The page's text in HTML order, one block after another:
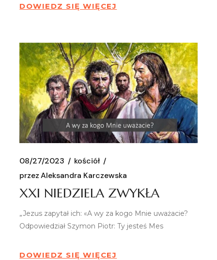
DOWIEDZ SIĘ WIĘCEJ
08/27/2023
kościół
przez Aleksandra Karczewska
XXI NIEDZIELA ZWYKŁA
„Jezus zapytał ich: «A wy za kogo Mnie uważacie?
Odpowiedział Szymon Piotr: Ty jesteś Mes
DOWIEDZ SIĘ WIĘCEJ